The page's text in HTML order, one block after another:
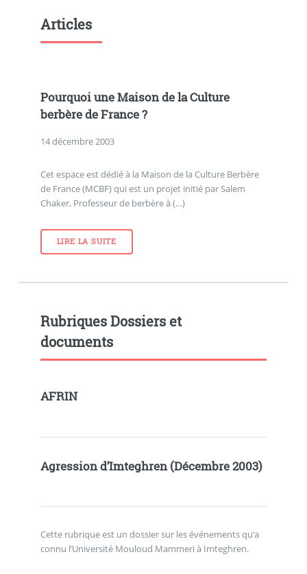
Articles
Pourquoi une Maison de la Culture
berbère de France ?
14 décembre 2003
Cet espace est dédié à la Maison de la Culture Berbère
de France (MCBF) qui est un projet initié par Salem
Chaker, Professeur de berbère à (…)
LIRE LA SUITE
Rubriques Dossiers et
documents
AFRIN
Agression d’Imteghren (Décembre 2003)
Cette rubrique est un dossier sur les événements qu’a
connu l’Université Mouloud Mammeri à Imteghren.